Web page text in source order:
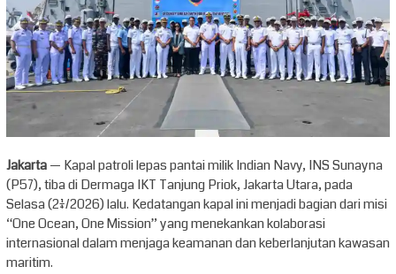
Jakarta— Kapal patroli lepas pantai milik Indian Navy, INS Sunayna
(P57), tiba di Dermaga IKT Tanjung Priok, Jakarta Utara, pada
Selasa (21/4/2026) lalu. Kedatangan kapal ini menjadi bagian dari misi
“One Ocean, One Mission” yang menekankan kolaborasi
internasional dalam menjaga keamanan dan keberlanjutan kawasan
maritim.